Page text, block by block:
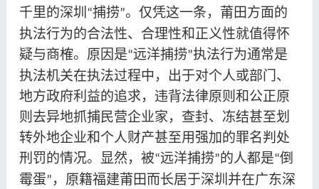
千里的深圳 “捕捞”。仅凭这一条，莆田方面的
执法行为的合法性、合理性和正义性就值得怀
疑与商榷。原因是“‌远洋捕捞”执法行为通常是
执法机关在执法过程中，出于对个人或部门、
地方政府利益的追求，违背法律原则和公正原
则去异地抓捕民营企业家，查封、冻结甚至划
转外地企业和个人财产甚至用强加的罪名判处
刑罚的情况。显然，被“远洋捕捞”的人都是“倒
霉蛋” ，原籍福建莆田而长居于深圳并在广东深